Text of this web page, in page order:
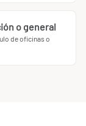
al
gustará
o general
de oficinas o